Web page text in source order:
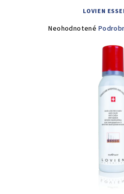
LOVIEN
Priemerné
Neohodnotené